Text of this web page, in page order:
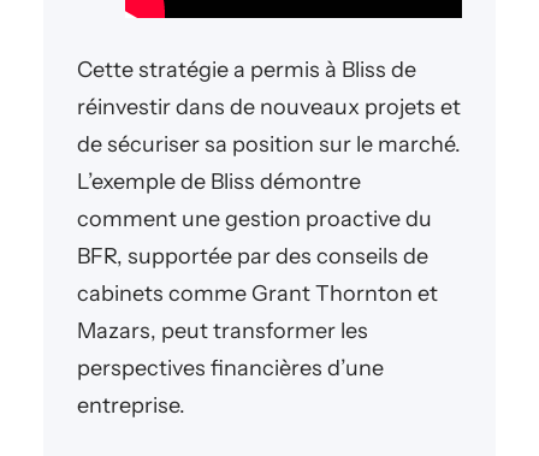
Cette stratégie a permis à Bliss de
réinvestir dans de nouveaux projets et
de sécuriser sa position sur le marché.
L’exemple de Bliss démontre
comment une gestion proactive du
BFR, supportée par des conseils de
cabinets comme Grant Thornton et
Mazars, peut transformer les
perspectives financières d’une
entreprise.